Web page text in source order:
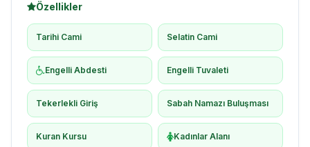
Özellikler
Tarihi Cami Selatin Cami
Engelli Abdesti Engelli Tuvaleti
Tekerlekli Giriş Sabah Namazı Buluşması
Kuran Kursu Kadınlar Alanı